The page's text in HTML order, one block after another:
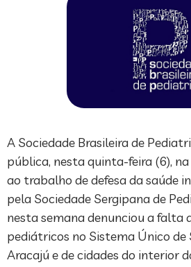
A Sociedade Brasileira de
pública, nesta quinta-feira (6),
ao trabalho de defesa da saúde
pela Sociedade Sergipana de
nesta semana denunciou a falta
pediátricos no Sistema Único de
Aracajú e de cidades do interior